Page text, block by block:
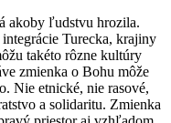
akoby ľudstvu hrozila.
Turecka, krajiny
takéto rôzne kultúry
zmienka o Bohu môže
Nie etnické, nie rasové,
a solidaritu. Zmienka